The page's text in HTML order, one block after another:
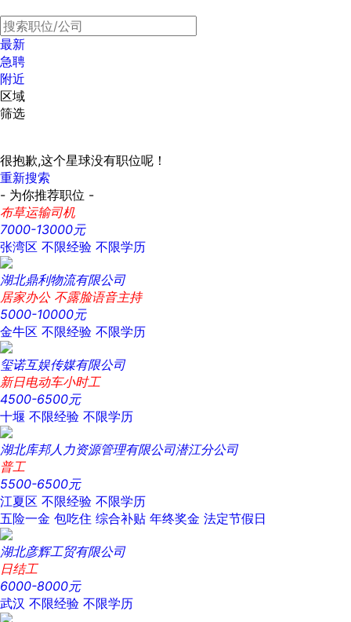
最新
急聘
附近
区域
筛选
很抱歉,这个星球没有职位呢！
重新搜索
- 为你推荐职位 -
布草运输司机
7000-13000元
张湾区 不限经验 不限学历
湖北鼎利物流有限公司
居家办公 不露脸语音主持
5000-10000元
金牛区 不限经验 不限学历
玺诺互娱传媒有限公司
新日电动车小时工
4500-6500元
十堰 不限经验 不限学历
湖北库邦人力资源管理有限公司潜江分公司
普工
5500-6500元
江夏区 不限经验 不限学历
五险一金 包吃住 综合补贴 年终奖金 法定节假日
湖北彦辉工贸有限公司
日结工
6000-8000元
武汉 不限经验 不限学历